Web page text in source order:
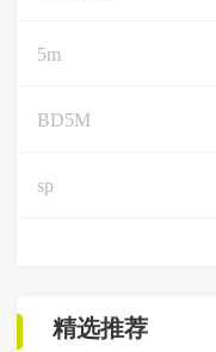
5m
BD5M
sp
精选推荐